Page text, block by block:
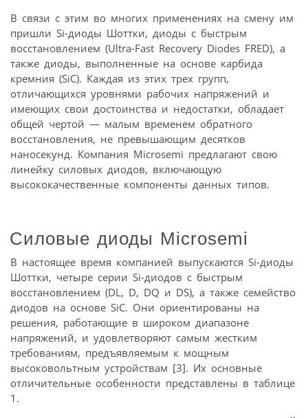
В связи с этим во многих применениях на смену им
пришли Si-диоды Шоттки, диоды с быстрым
восстановлением (Ultra-Fast Recovery Diodes FRED), а
также диоды, выполненные на основе карбида
кремния (SiC). Каждая из этих трех групп,
отличающихся уровнями рабочих напряжений и
имеющих свои достоинства и недостатки, обладает
общей чертой — малым временем обратного
восстановления, не превышающим десятков
наносекунд. Компания Microsemi предлагают свою
линейку силовых диодов, включающую
высококачественные компоненты данных типов.
Силовые диоды Microsemi
В настоящее время компанией выпускаются Si-диоды
Шоттки, четыре серии Si-диодов с быстрым
восстановлением (DL, D, DQ и DS), а также семейство
диодов на основе SiC. Они ориентированы на
решения, работающие в широком диапазоне
напряжений, и удовлетворяют самым жестким
требованиям, предъявляемым к мощным
высоковольтным устройствам [3]. Их основные
отличительные особенности представлены в таблице
1.